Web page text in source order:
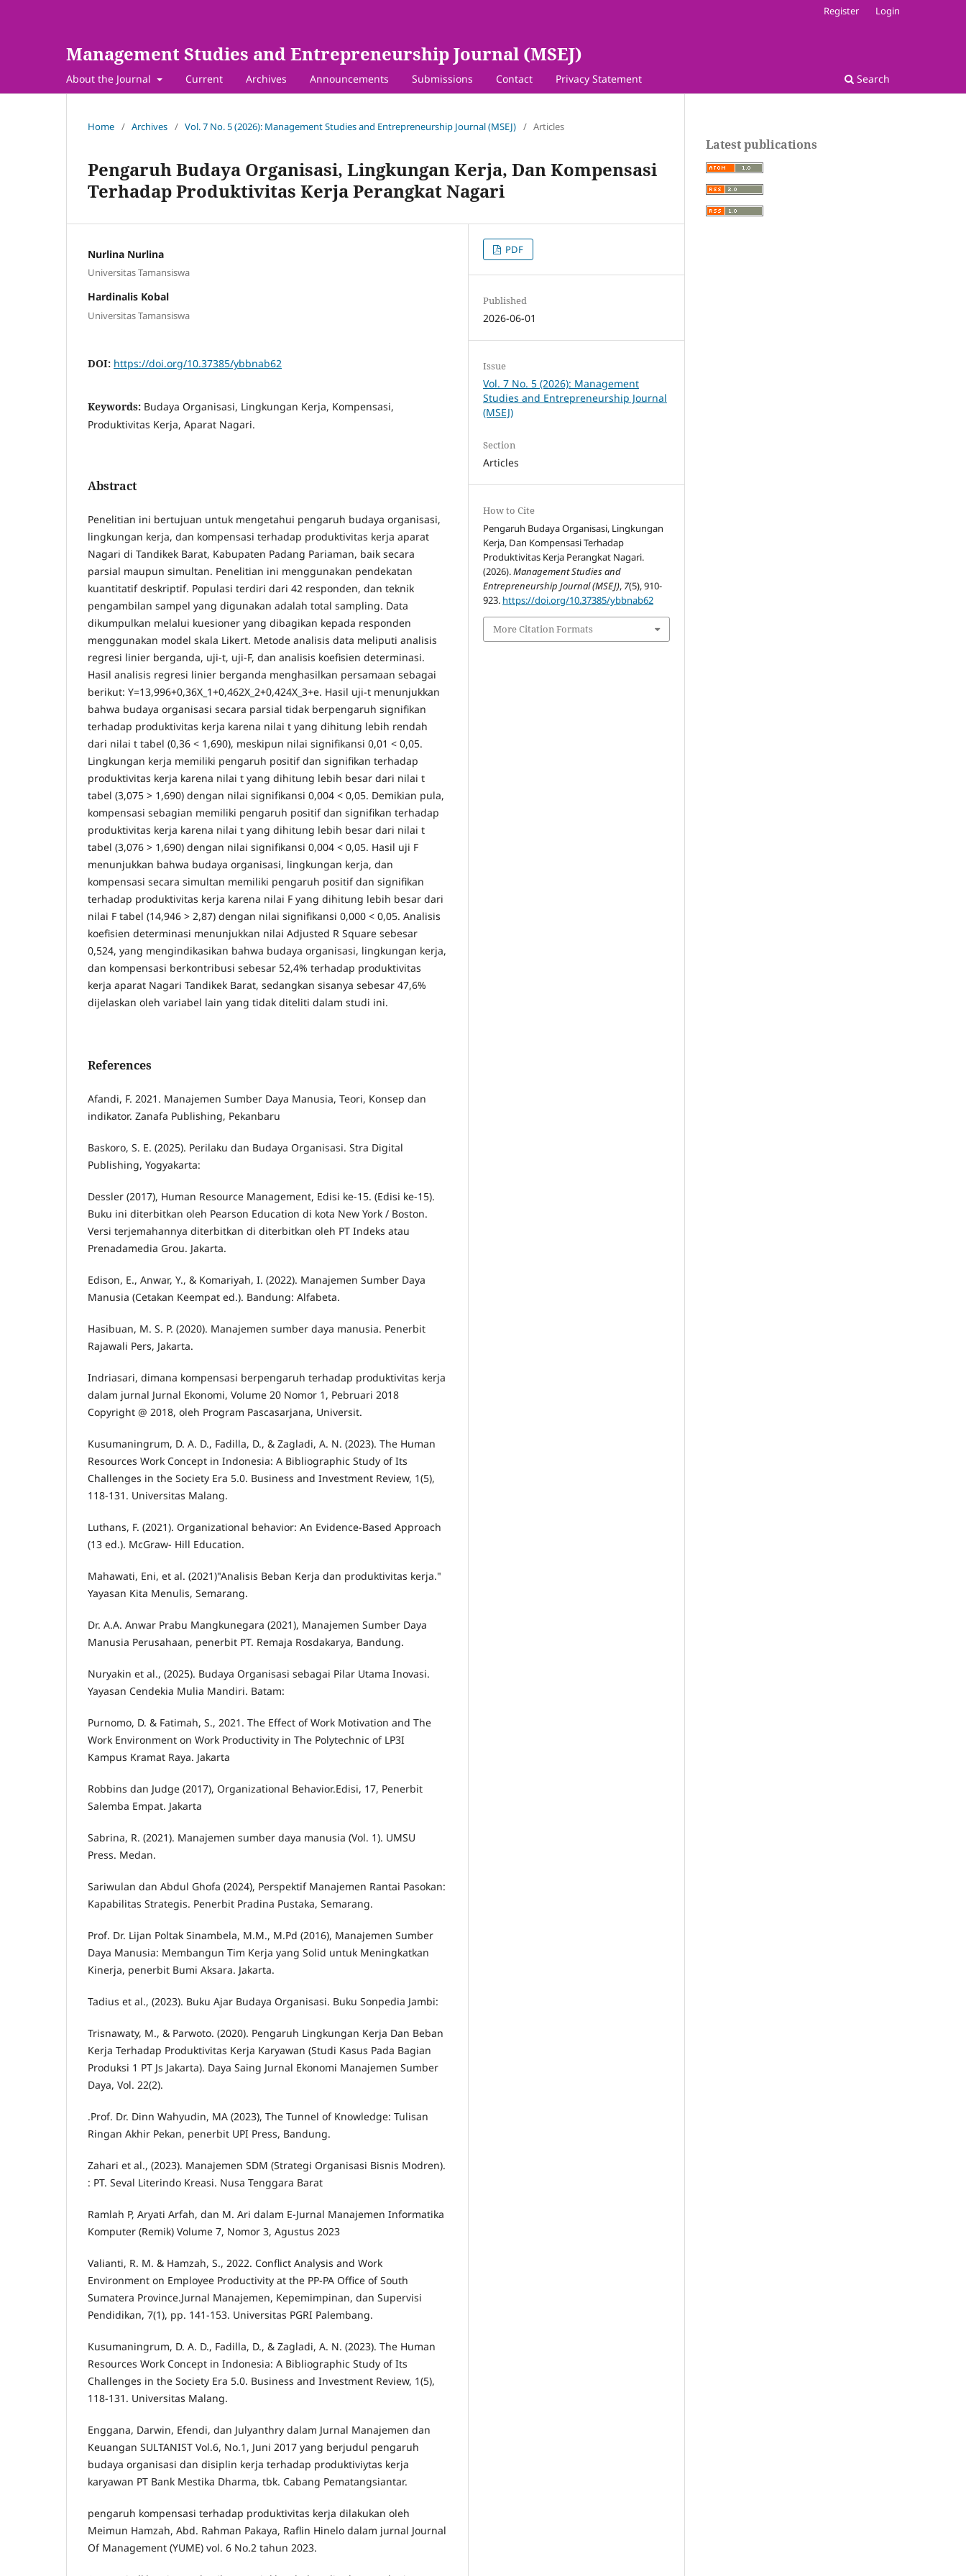
Management Studies and Entrepreneurship Journal (MSEJ)
About the Journal Current Archives Announcements Submissions Contact Privacy Statement Search
Register Login
Home / Archives / Vol. 7 No. 5 (2026): Management Studies and Entrepreneurship Journal (MSEJ) / Articles
Pengaruh Budaya Organisasi, Lingkungan Kerja, Dan Kompensasi
Terhadap Produktivitas Kerja Perangkat Nagari
Nurlina Nurlina
Universitas Tamansiswa
Hardinalis Kobal
Universitas Tamansiswa
DOI: https://doi.org/10.37385/ybbnab62
Keywords: Budaya Organisasi, Lingkungan Kerja, Kompensasi,
Produktivitas Kerja, Aparat Nagari.
Abstract
Penelitian ini bertujuan untuk mengetahui pengaruh budaya organisasi,
lingkungan kerja, dan kompensasi terhadap produktivitas kerja aparat
Nagari di Tandikek Barat, Kabupaten Padang Pariaman, baik secara
parsial maupun simultan. Penelitian ini menggunakan pendekatan
kuantitatif deskriptif. Populasi terdiri dari 42 responden, dan teknik
pengambilan sampel yang digunakan adalah total sampling. Data
dikumpulkan melalui kuesioner yang dibagikan kepada responden
menggunakan model skala Likert. Metode analisis data meliputi analisis
regresi linier berganda, uji-t, uji-F, dan analisis koefisien determinasi.
Hasil analisis regresi linier berganda menghasilkan persamaan sebagai
berikut: Y=13,996+0,36X_1+0,462X_2+0,424X_3+e. Hasil uji-t menunjukkan
bahwa budaya organisasi secara parsial tidak berpengaruh signifikan
terhadap produktivitas kerja karena nilai t yang dihitung lebih rendah
dari nilai t tabel (0,36 < 1,690), meskipun nilai signifikansi 0,01 < 0,05.
Lingkungan kerja memiliki pengaruh positif dan signifikan terhadap
produktivitas kerja karena nilai t yang dihitung lebih besar dari nilai t
tabel (3,075 > 1,690) dengan nilai signifikansi 0,004 < 0,05. Demikian pula,
kompensasi sebagian memiliki pengaruh positif dan signifikan terhadap
produktivitas kerja karena nilai t yang dihitung lebih besar dari nilai t
tabel (3,076 > 1,690) dengan nilai signifikansi 0,004 < 0,05. Hasil uji F
menunjukkan bahwa budaya organisasi, lingkungan kerja, dan
kompensasi secara simultan memiliki pengaruh positif dan signifikan
terhadap produktivitas kerja karena nilai F yang dihitung lebih besar dari
nilai F tabel (14,946 > 2,87) dengan nilai signifikansi 0,000 < 0,05. Analisis
koefisien determinasi menunjukkan nilai Adjusted R Square sebesar
0,524, yang mengindikasikan bahwa budaya organisasi, lingkungan kerja,
dan kompensasi berkontribusi sebesar 52,4% terhadap produktivitas
kerja aparat Nagari Tandikek Barat, sedangkan sisanya sebesar 47,6%
dijelaskan oleh variabel lain yang tidak diteliti dalam studi ini.
References
Afandi, F. 2021. Manajemen Sumber Daya Manusia, Teori, Konsep dan
indikator. Zanafa Publishing, Pekanbaru
Baskoro, S. E. (2025). Perilaku dan Budaya Organisasi. Stra Digital
Publishing, Yogyakarta:
Dessler (2017), Human Resource Management, Edisi ke-15. (Edisi ke-15).
Buku ini diterbitkan oleh Pearson Education di kota New York / Boston.
Versi terjemahannya diterbitkan di diterbitkan oleh PT Indeks atau
Prenadamedia Grou. Jakarta.
Edison, E., Anwar, Y., & Komariyah, I. (2022). Manajemen Sumber Daya
Manusia (Cetakan Keempat ed.). Bandung: Alfabeta.
Hasibuan, M. S. P. (2020). Manajemen sumber daya manusia. Penerbit
Rajawali Pers, Jakarta.
Indriasari, dimana kompensasi berpengaruh terhadap produktivitas kerja
dalam jurnal Jurnal Ekonomi, Volume 20 Nomor 1, Pebruari 2018
Copyright @ 2018, oleh Program Pascasarjana, Universit.
Kusumaningrum, D. A. D., Fadilla, D., & Zagladi, A. N. (2023). The Human
Resources Work Concept in Indonesia: A Bibliographic Study of Its
Challenges in the Society Era 5.0. Business and Investment Review, 1(5),
118-131. Universitas Malang.
Luthans, F. (2021). Organizational behavior: An Evidence-Based Approach
(13 ed.). McGraw- Hill Education.
Mahawati, Eni, et al. (2021)"Analisis Beban Kerja dan produktivitas kerja."
Yayasan Kita Menulis, Semarang.
Dr. A.A. Anwar Prabu Mangkunegara (2021), Manajemen Sumber Daya
Manusia Perusahaan, penerbit PT. Remaja Rosdakarya, Bandung.
Nuryakin et al., (2025). Budaya Organisasi sebagai Pilar Utama Inovasi.
Yayasan Cendekia Mulia Mandiri. Batam:
Purnomo, D. & Fatimah, S., 2021. The Effect of Work Motivation and The
Work Environment on Work Productivity in The Polytechnic of LP3I
Kampus Kramat Raya. Jakarta
Robbins dan Judge (2017), Organizational Behavior.Edisi, 17, Penerbit
Salemba Empat. Jakarta
Sabrina, R. (2021). Manajemen sumber daya manusia (Vol. 1). UMSU
Press. Medan.
Sariwulan dan Abdul Ghofa (2024), Perspektif Manajemen Rantai Pasokan:
Kapabilitas Strategis. Penerbit Pradina Pustaka, Semarang.
Prof. Dr. Lijan Poltak Sinambela, M.M., M.Pd (2016), Manajemen Sumber
Daya Manusia: Membangun Tim Kerja yang Solid untuk Meningkatkan
Kinerja, penerbit Bumi Aksara. Jakarta.
Tadius et al., (2023). Buku Ajar Budaya Organisasi. Buku Sonpedia Jambi:
Trisnawaty, M., & Parwoto. (2020). Pengaruh Lingkungan Kerja Dan Beban
Kerja Terhadap Produktivitas Kerja Karyawan (Studi Kasus Pada Bagian
Produksi 1 PT Js Jakarta). Daya Saing Jurnal Ekonomi Manajemen Sumber
Daya, Vol. 22(2).
.Prof. Dr. Dinn Wahyudin, MA (2023), The Tunnel of Knowledge: Tulisan
Ringan Akhir Pekan, penerbit UPI Press, Bandung.
Zahari et al., (2023). Manajemen SDM (Strategi Organisasi Bisnis Modren).
: PT. Seval Literindo Kreasi. Nusa Tenggara Barat
Ramlah P, Aryati Arfah, dan M. Ari dalam E-Jurnal Manajemen Informatika
Komputer (Remik) Volume 7, Nomor 3, Agustus 2023
Valianti, R. M. & Hamzah, S., 2022. Conflict Analysis and Work
Environment on Employee Productivity at the PP-PA Office of South
Sumatera Province.Jurnal Manajemen, Kepemimpinan, dan Supervisi
Pendidikan, 7(1), pp. 141-153. Universitas PGRI Palembang.
Kusumaningrum, D. A. D., Fadilla, D., & Zagladi, A. N. (2023). The Human
Resources Work Concept in Indonesia: A Bibliographic Study of Its
Challenges in the Society Era 5.0. Business and Investment Review, 1(5),
118-131. Universitas Malang.
Enggana, Darwin, Efendi, dan Julyanthry dalam Jurnal Manajemen dan
Keuangan SULTANIST Vol.6, No.1, Juni 2017 yang berjudul pengaruh
budaya organisasi dan disiplin kerja terhadap produktiviytas kerja
karyawan PT Bank Mestika Dharma, tbk. Cabang Pematangsiantar.
pengaruh kompensasi terhadap produktivitas kerja dilakukan oleh
Meimun Hamzah, Abd. Rahman Pakaya, Raflin Hinelo dalam jurnal Journal
Of Management (YUME) vol. 6 No.2 tahun 2023.
PDF
Published
2026-06-01
Issue
Vol. 7 No. 5 (2026): Management
Studies and Entrepreneurship Journal
(MSEJ)
Section
Articles
How to Cite
Pengaruh Budaya Organisasi, Lingkungan
Kerja, Dan Kompensasi Terhadap
Produktivitas Kerja Perangkat Nagari.
(2026).Management Studies and
Entrepreneurship Journal (MSEJ), 7(5), 910-
923. https://doi.org/10.37385/ybbnab62
More Citation Formats
Latest publications